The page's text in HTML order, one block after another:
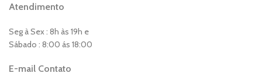
Atendimento
Seg à Sex : 8h às 19h e
Sábado : 8:00 ás 18:00
E-mail Contato